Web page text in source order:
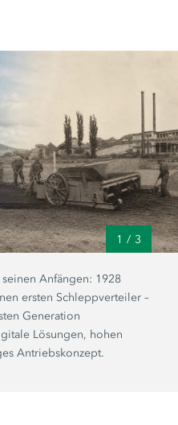
1 / 3
Anfängen: 1928
ersten Schleppverteiler –
Generation
Lösungen, hohen
Antriebskonzept.